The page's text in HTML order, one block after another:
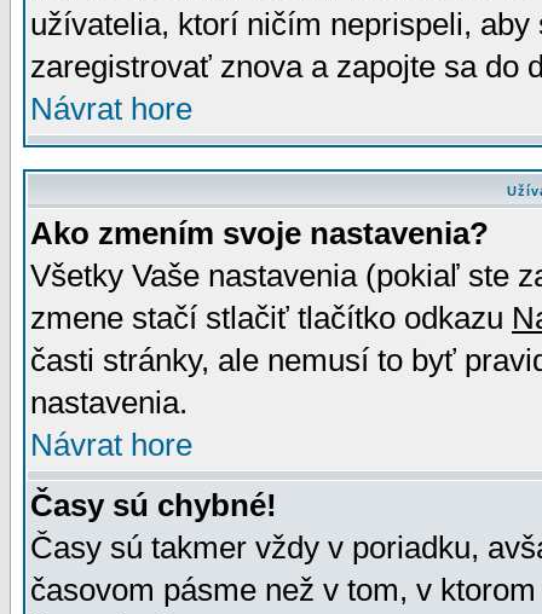
užívatelia, ktorí ničím neprispeli,
zaregistrovať znova a zapojte sa do
Návrat hore
Ako zmením svoje nastavenia?
Všetky Vaše nastavenia (pokiaľ ste
zmene stačí stlačiť tlačítko odkazu
časti stránky, ale nemusí to byť
nastavenia.
Návrat hore
Časy sú chybné!
Časy sú takmer vždy v poriadku,
časovom pásme než v tom, v